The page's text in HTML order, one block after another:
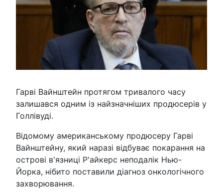
Гарві Вайнштейн протягом тривалого часу
залишався одним із найзначніших продюсерів у
Голлівуді.
Відомому американському продюсеру Гарві
Вайнштейну, який наразі відбуває покарання на
острові в'язниці Р'айкерс неподалік Нью-
Йорка, нібито поставили діагноз онкологічного
захворювання.